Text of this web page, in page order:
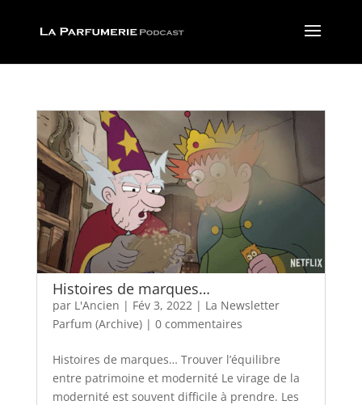
Histoires de marques…
par L'Ancien | Fév 3, 2022| La Newsletter
Parfum (Archive)| 0 commentaires
Histoires de marques… Trouver l’équilibre
entre patrimoine et modernité Le virage de la
modernité est souvent difficile à prendre. Les